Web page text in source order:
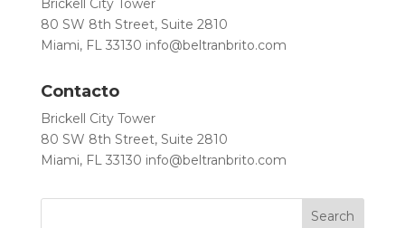
Brickell City Tower
80 SW 8th Street, Suite 2810
Miami, FL 33130 info@beltranbrito.com
Contacto
Brickell City Tower
80 SW 8th Street, Suite 2810
Miami, FL 33130 info@beltranbrito.com